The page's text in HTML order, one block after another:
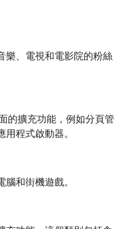
樂、電視和電影院的粉絲
的擴充功能，例如分頁管
程式啟動器。
和街機遊戲。